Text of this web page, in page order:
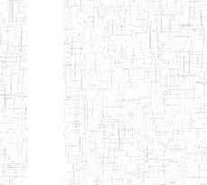
NORMALIEN
CITOYEN
ENIEG PRIVEE
L'ARCHE DES
PHOTONS